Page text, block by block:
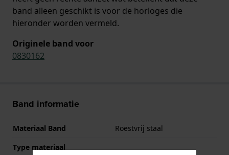
band alleen geschikt is voor de horloges die
hieronder worden vermeld.
Originele band voor
0830162
Band informatie
Materiaal Band
Roestvrij staal
Type materiaal